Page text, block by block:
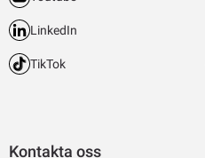
Kontakta oss
LinkedIn
TikTok